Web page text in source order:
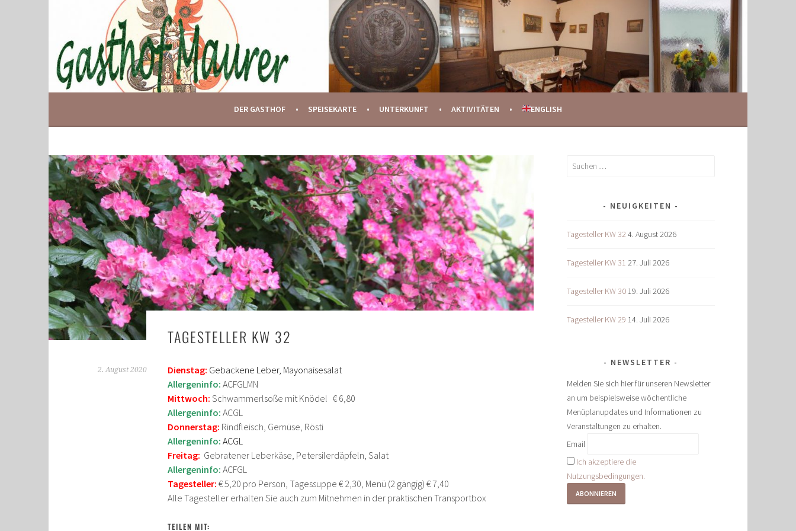
GASTHOF MAURER
IHR GASTHOF IN GLOGGNITZ
DER GASTHOF SPEISEKARTE UNTERKUNFT AKTIVITÄTEN ENGLISH
TAGESTELLER KW 32
2. August 2020 Dienstag: Gebackene Leber, Mayonaisesalat
Allergeninfo: ACFGLMN
Mittwoch: Schwammerlsoße mit Knödel € 6,80
Allergeninfo: ACGL
Donnerstag: Rindfleisch, Gemüse, Rösti
Allergeninfo: ACGL
Freitag: Gebratener Leberkäse, Petersilerdäpfeln, Salat
Allergeninfo: ACFGL
Tagesteller: € 5,20 pro Person, Tagessuppe € 2,30, Menü (2 gängig) € 7,40
Alle Tagesteller erhalten Sie auch zum Mitnehmen in der praktischen Transportbox
TEILEN MIT:
Suchen
NEUIGKEITEN
Tagesteller KW 324. August 2026
Tagesteller KW 31 27. Juli 2026
Tagesteller KW 30 19. Juli 2026
Tagesteller KW 29 14. Juli 2026
NEWSLETTER
Melden Sie sich hier für unseren Newsletter
an um beispielsweise wöchentliche
Menüplanupdates und Informationen zu
Veranstaltungen zu erhalten.
Email
Ich akzeptiere die
Nutzungsbedingungen.